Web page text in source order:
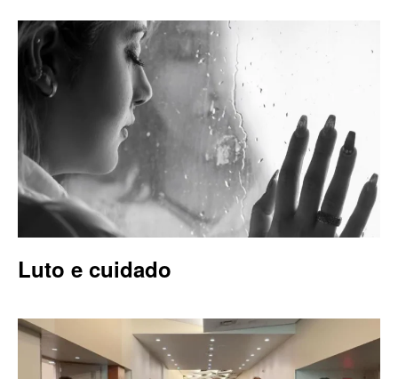
Luto e cuidado